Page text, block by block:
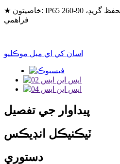
★ خاصيتون: IP65 تحفظ گريڊ، 90-260VAC وسيع بجلي جي
فراهمي
اسان کي اي ميل موڪليو
پيداوار جي تفصيل
ٽيڪنيڪل انڊيڪس
دستوري